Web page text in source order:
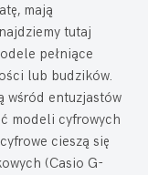
mają
tutaj
pełniące
lub budzików.
wśród entuzjastów
modeli cyfrowych
cieszą się
(Casio G-